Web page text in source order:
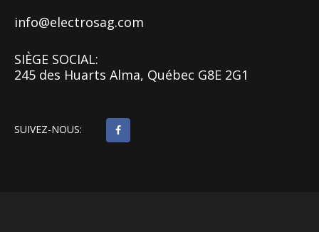
info@electrosag.com
SIÈGE SOCIAL:
245 des Huarts Alma, Québec G8E 2G1
SUIVEZ-NOUS: